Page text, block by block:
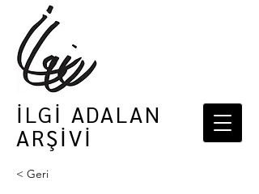
İLGİ ADALAN
ARŞİVİ
< Geri